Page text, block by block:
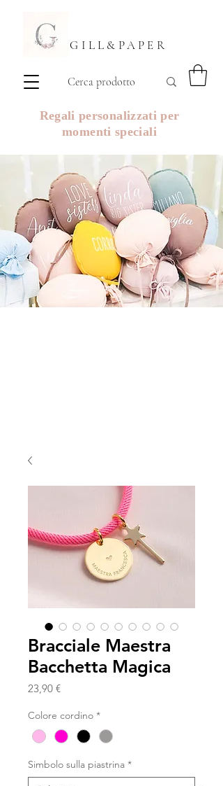
GILL&PAPER
Regali personalizzati per
momenti speciali
Bracciale Maestra
Bacchetta Magica
23,90 €Prezzo
Colore cordino *
Simbolo sulla piastrina *